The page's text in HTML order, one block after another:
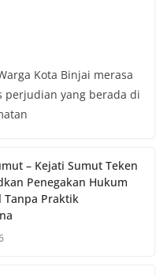
Kota Binjai merasa
perjudian yang berada di
– Kejati Sumut Teken
Penegakan Hukum
Tanpa Praktik